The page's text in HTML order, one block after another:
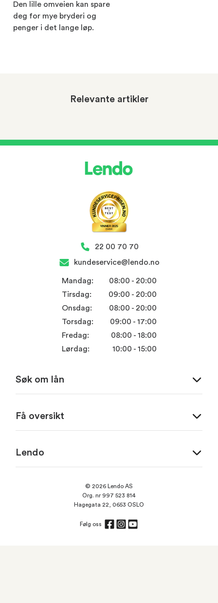
Den lille omveien kan spare
deg for mye bryderi og
penger i det lange løp.
Relevante artikler
22 00 70 70
kundeservice@lendo.no
Mandag:
08:00 - 20:00
Tirsdag:
09:00 - 20:00
Onsdag:
08:00 - 20:00
Torsdag:
09:00 - 17:00
Fredag:
08:00 - 18:00
Lørdag:
10:00 - 15:00
Søk om lån
Få oversikt
Lendo
© 2026 Lendo AS
Org. nr 997 523 814
Hagegata 22, 0653 OSLO
Følg oss